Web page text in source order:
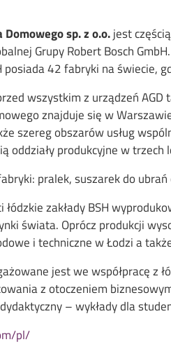
Domowego sp. z o.o.jest
Grupy Robert Bosch
posiada 42 fabryki na świecie,
wszystkim z urządzeń
znajduje się w
szereg obszarów usług
oddziały produkcyjne w
pralek, suszarek do
łódzkie zakłady BSH
świata. Oprócz produkcji
i techniczne w Łodzi a
jest we współpracę
z otoczeniem
– wykłady dla
pl/